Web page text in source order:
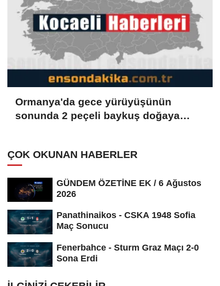
Ormanya'da gece yürüyüşünün
sonunda 2 peçeli baykuş doğaya
ÇOK OKUNAN HABERLER
GÜNDEM ÖZETİNE EK / 6 Ağustos
2026
Panathinaikos - CSKA 1948 Sofia
Maç Sonucu
Fenerbahce - Sturm Graz Maçı 2-0
Sona Erdi